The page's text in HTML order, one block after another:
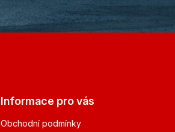
Informace pro vás
Obchodní podmínky